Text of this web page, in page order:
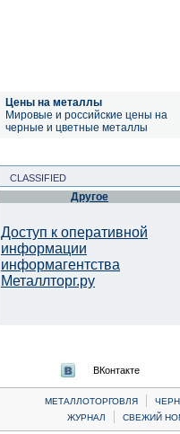
Цены на металлы
Мировые и российские цены на
черные и цветные металлы
CLASSIFIED
Другое
Доступ к оперативной
информации
информагентства
Металлторг.ру
ВКонтакте
МЕТАЛЛОТОРГОВЛЯ |
ЖУРНАЛ
| СВЕЖИЙ